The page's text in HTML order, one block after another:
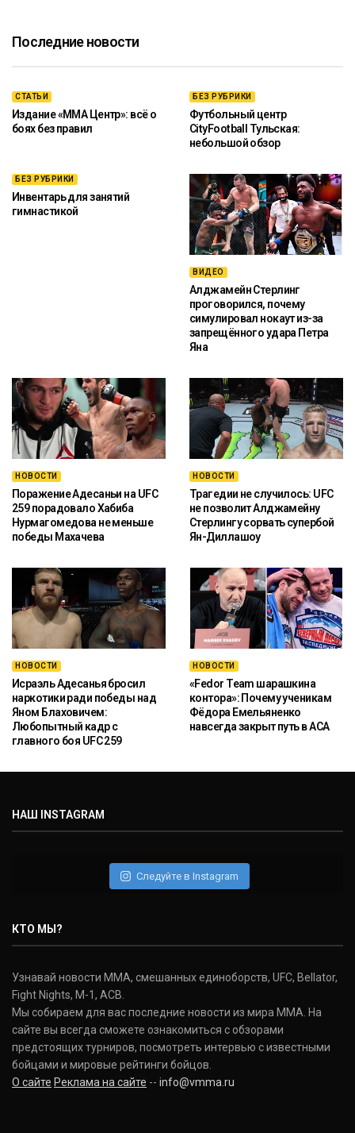
Последние новости
СТАТЬИ
Издание «ММА Центр»: всё о
боях без правил
БЕЗ РУБРИКИ
Футбольный центр
CityFootball Тульская:
небольшой обзор
БЕЗ РУБРИКИ
Инвентарь для занятий
гимнастикой
ВИДЕО
Алджамейн Стерлинг
проговорился, почему
симулировал нокаут из-за
запрещённого удара Петра
Яна
НОВОСТИ
Поражение Адесаньи на UFC
259 порадовало Хабиба
Нурмагомедова не меньше
победы Махачева
НОВОСТИ
Трагедии не случилось: UFC
не позволит Алджамейну
Стерлингу сорвать супербой
Ян-Диллашоу
НОВОСТИ
Исраэль Адесанья бросил
наркотики ради победы над
Яном Блаховичем:
Любопытный кадр с
главного боя UFC 259
НОВОСТИ
«Fedor Team шарашкина
контора»: Почему ученикам
Фёдора Емельяненко
навсегда закрыт путь в ACA
НАШ INSTAGRAM
Следуйте в Instagram
КТО МЫ?
Узнавай новости ММА, смешанных единоборств, UFC, Bellator,
Fight Nights, M-1, ACB.
Мы собираем для вас последние новости из мира ММА. На
сайте вы всегда сможете ознакомиться с обзорами
предстоящих турниров, посмотреть интервью с известными
бойцами и мировые рейтинги бойцов.
О сайте Реклама на сайте -- info@vmma.ru